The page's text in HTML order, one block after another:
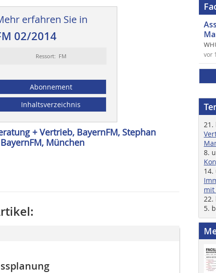
erfahren Sie in
02/2014
Ressort: FM
Abonnement
Inhaltsverzeichnis
+ Vertrieb, BayernFM, Stephan
München
vor
21.
8.
14.
mit
22.
5.